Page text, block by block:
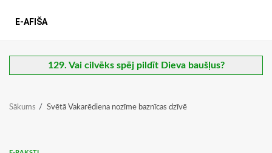
E-AFIŠA
129. Vai cilvēks spēj pildīt Dieva baušļus?
Sākums Svētā Vakarēdiena nozīme baznīcas dzīvē